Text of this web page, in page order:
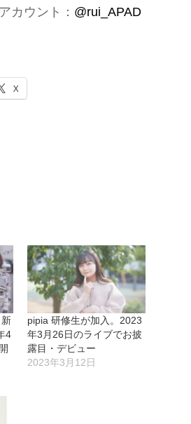
カウント： @rui_APAD
X
4
pipia 研修生が加入。2023
年3月26日のライブでお披
露目・デビュー
2023年3月12日